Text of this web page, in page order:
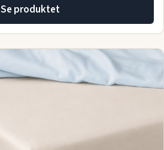
Se produktet